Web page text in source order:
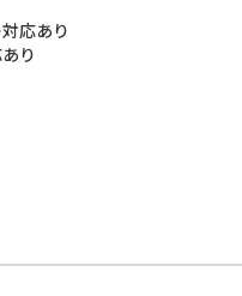
ように各階にはそれぞれお風
お宿です。皆さまのお越しを
した。現在はバス・トイレ
応あり
り